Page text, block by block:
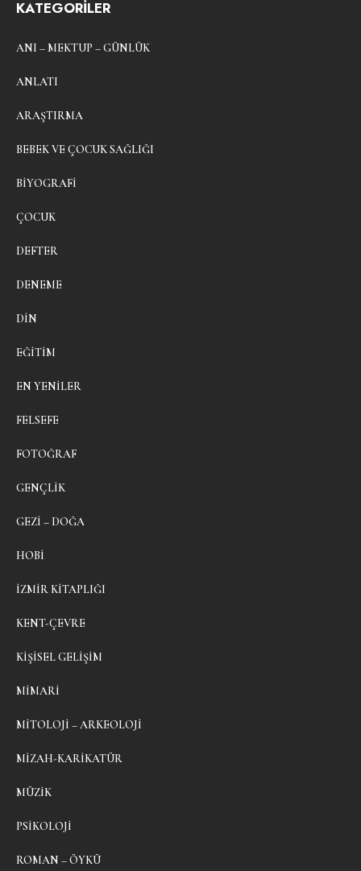
KATEGORİLER
ANI – MEKTUP – GÜNLÜK
ANLATI
ARAŞTIRMA
BEBEK VE ÇOCUK SAĞLIĞI
BIYOGRAFI
ÇOCUK
DEFTER
DENEME
DIN
EĞITIM
EN YENILER
FELSEFE
FOTOĞRAF
GENÇLIK
GEZI – DOĞA
HOBI
İZMIR KITAPLIĞI
KENT-ÇEVRE
KIŞISEL GELIŞIM
MIMARI
MITOLOJI – ARKEOLOJI
MIZAH-KARIKATÜR
MÜZIK
PSIKOLOJI
ROMAN – ÖYKÜ